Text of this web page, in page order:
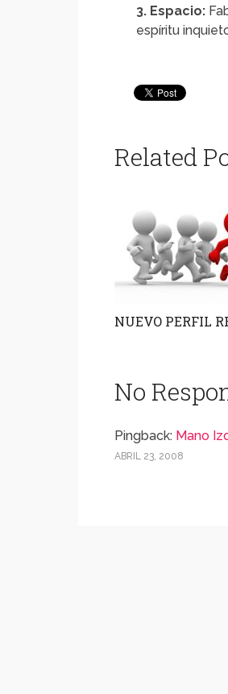
3. Espacio:
espíritu
Related
NUEVO PERFIL
No
Pingback: Mano
ABRIL 23, 2008